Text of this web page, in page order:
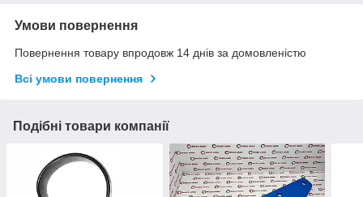
Умови повернення
Повернення товару впродовж 14 днів за домовленістю
Всі умови повернення
Подібні товари компанії